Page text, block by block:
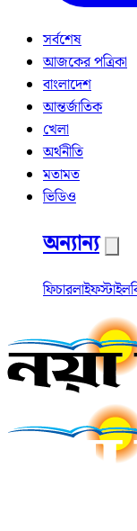
সর্বশেষ
আজকের পত্রিকা
বাংলাদেশ
আন্তর্জাতিক
খেলা
অর্থনীতি
মতামত
ভিডিও
অন্যান্য
ফিচারলাইফস্টাইল